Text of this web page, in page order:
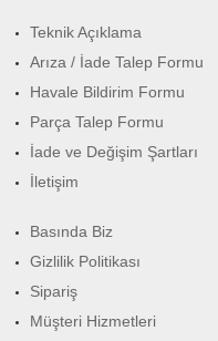
Teknik Açıklama
Arıza / İade Talep Formu
Havale Bildirim Formu
Parça Talep Formu
İade ve Değişim Şartları
İletişim
Basında Biz
Gizlilik Politikası
Sipariş
Müşteri Hizmetleri